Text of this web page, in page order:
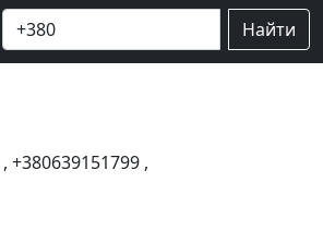
Найти
, +380639151799 ,